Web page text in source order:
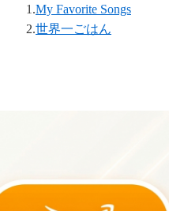
1.My Favorite Songs
2.世界一ごはん